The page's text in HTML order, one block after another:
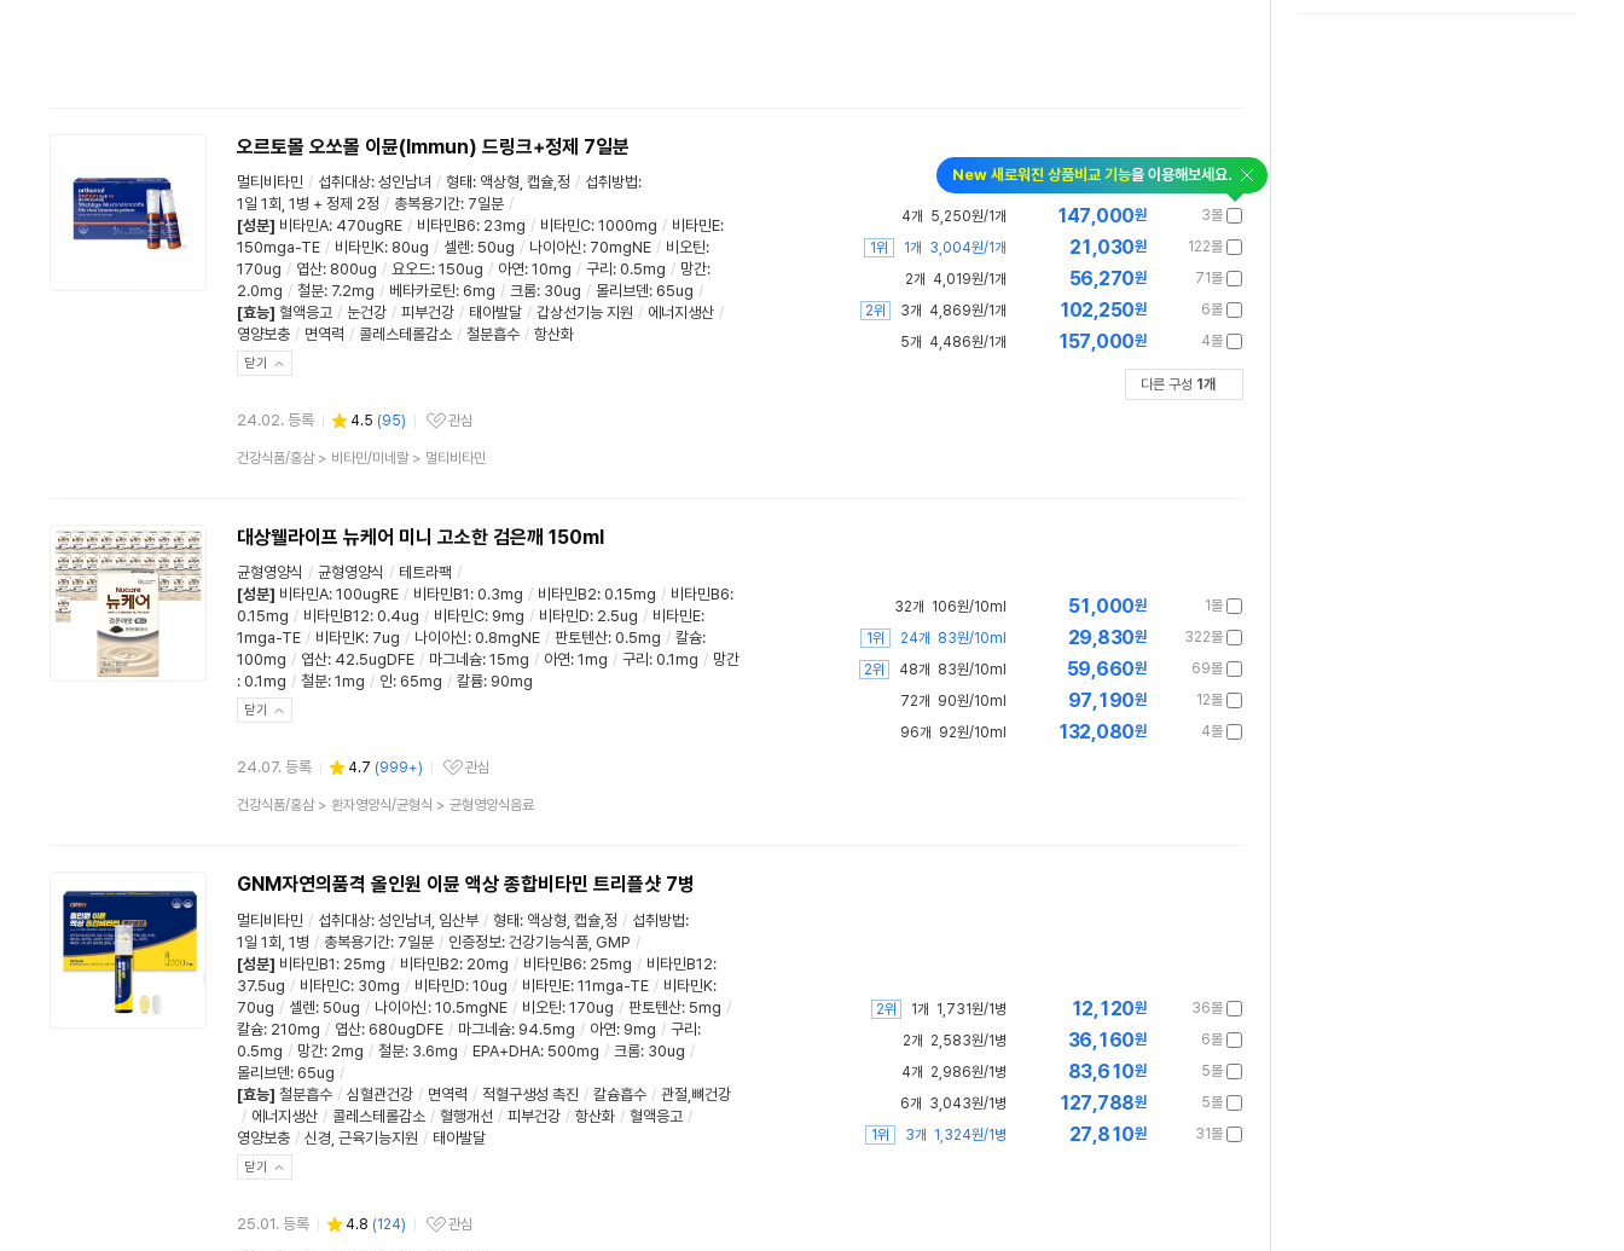
오르토몰 오쏘몰 이뮨(Immun) 드링크+정제 7일분
멀티비타민 / 섭취대상: 성인남녀 / 형태 : 액상형 캡슐,정 / 섭취방법:
1일 1회, 1병 + 정제 2정 / 총복용기간: 7일분 /
[성분] 비타민A: 470ugRE / 비타민B6: 23mg / 비타민C: 1000mg / 비타민E:
150mga-TE / 비타민K: 80ug / 셀렌: 50ug / 나이아신 : 70mgNE / 비오틴:
170ug / 엽산: 800ug / 요오드: 150ug / 아연: 10mg / 구리 : 0.5mg / 망간:
2.0mg / 철분: 7.2mg / 베타카로틴: 6mg / 크롬: 30ug / 몰리브덴: 65ug /
[효능] 혈액응고 / 눈건강 / 피부건강 / 태아발달 / 갑상선기능 지원 / 에너지생산 /
영양보충 / 면역력 / 콜레스테롤감소 / 철분흡수 / 항산화
닫기
24.02. 등록 4.5 (95)
관심상품
관심
상
건강식품/홍삼> 비타민/미네랄> 멀티비타민
New 새로워진 상품비교 기능을 이용해보세요.
3몰
147,000원
4개
5,250원/1개
122몰
21,030원
1위 1개
3,004원/1개
71몰
56,270원
2개
4,019원/1개
6몰
102,250원
2위 3개
4,869원/1개
4몰
157,000원
5개 4,486원/1개
다른 구성 1 개
대상웰라이프 뉴케어 미니 고소한 검은깨 150ml
균형영양식 / 균형영양식 / 테트라팩 /
[성분] 비타민A: 100ugRE / 비타민B1 : 0.3mg / 비타민B2: 0.15mg / 비타민B6:
0.15mg / 비타민B12: 0.4ug / 비타민C: 9mg / 비타민D: 2.5ug / 비타민E:
1mga-TE / 비타민K: 7ug / 나이아신 : 0.8mgNE / 판토텐산: 0.5mg / 칼슘:
100mg / 엽산: 42.5ugDFE / 마그네슘: 15mg / 아연: 1mg / 구리 : 0.1mg / 망간
: 0.1mg / 철분: 1mg / 인: 65mg / 칼륨: 90mg
닫기
24.07. 등록 4.7 (999+)
관심상품
관심
상
건강식품/홍삼> 환자영양식/균형식 > 균형영양식음료
1몰
51,000원
32개
106원/10ml
322몰
29,830원
1위 24개
83원/10ml
69몰
59,660원
2위 48개
83원/10ml
12몰
97,190원
72개
90원/10ml
4몰
132,080원
96개 92원/10ml
GNM자연의품격 올인원 이뮨 액상 종합비타민 트리플샷 7병
멀티비타민 / 섭취대상: 성인남녀 임산부 / 형태 : 액상형 캡슐,정 / 섭취방법:
1일 1회, 1병 / 총복용기간: 7일분 / 인증정보: 건강기능식품, GMP /
[성분] 비타민B1 : 25mg / 비타민B2: 20mg / 비타민B6: 25mg / 비타민B12:
37.5ug / 비타민C: 30mg / 비타민D: 10ug / 비타민E: 11mga-TE / 비타민K:
70ug / 셀렌: 50ug / 나이아신 : 10.5mgNE / 비오틴: 170ug / 판토텐산: 5mg /
칼슘: 210mg / 엽산: 680ugDFE / 마그네슘: 94.5mg / 아연: 9mg / 구리 :
0.5mg / 망간: 2mg / 철분: 3.6mg / EPA+DHA: 500mg / 크롬: 30ug /
몰리브덴: 65ug /
[효능] 철분흡수 / 심혈관건강 / 면역력 / 적혈구생성 촉진 / 칼슘흡수 / 관절,뼈건강
/ 에너지생산 / 콜레스테롤감소 / 혈행개선 / 피부건강 / 항산화 / 혈액응고 /
영양보충 / 신경, 근육기능지원 / 태아발달
닫기
25.01. 등록 4.8 (124)
관심상품
관심
36몰
12,120원
2위 1개
1,731원/1병
6몰
36,160원
2개
2,583원/1병
5몰
83,610원
4개
2,986원/1병
5몰
127,788원
6개
3,043원/1병
31몰
27,810원
1위 3개 1,324원/1병